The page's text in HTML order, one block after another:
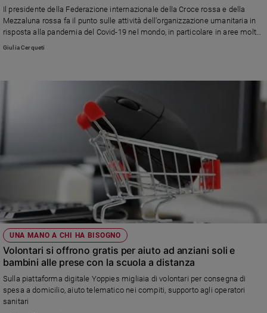
Il presidente della Federazione internazionale della Croce rossa e della
Mezzaluna rossa fa il punto sulle attività dell'organizzazione umanitaria in
risposta alla pandemia del Covid-19 nel mondo, in particolare in aree molto
vulnerabili come i campi di profughi di Cox's bazar in Bangladesh, la Siria, il
Giulia Cerqueti
UNA MANO A CHI HA BISOGNO
Volontari si offrono gratis per aiuto ad anziani soli e
bambini alle prese con la scuola a distanza
Sulla piattaforma digitale Yoppies migliaia di volontari per consegna di
spesa a domicilio, aiuto telematico nei compiti, supporto agli operatori
sanitari